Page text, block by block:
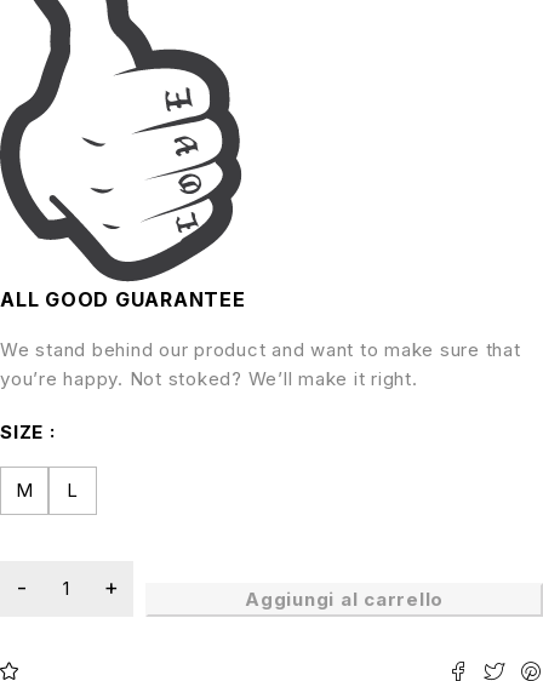
ALL GOOD GUARANTEE
We stand behind our product and want to make sure that
you’re happy. Not stoked? We’ll make it right.
SIZE
M L
Aggiungi al carrello